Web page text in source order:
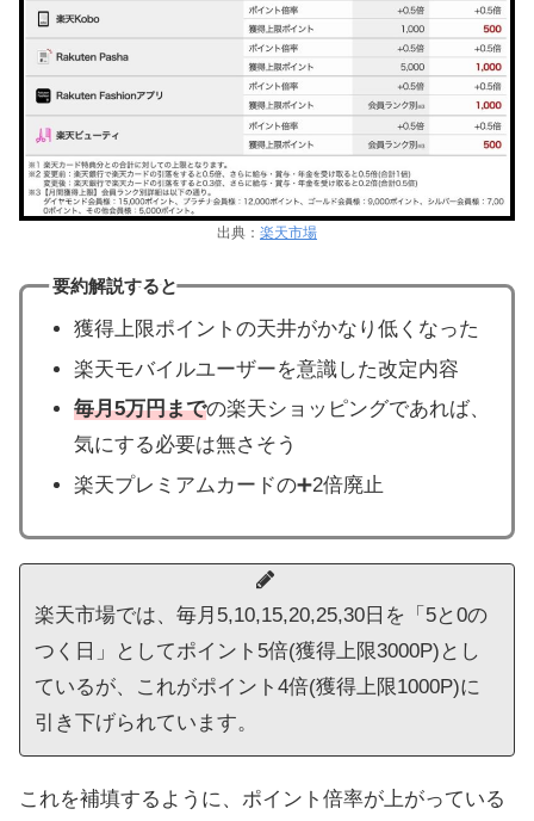
出典： 楽天市場
要約解説すると
獲得上限ポイントの天井がかなり低くなった
楽天モバイルユーザーを意識した改定内容
毎月5万円までの楽天ショッピングであれば、
気にする必要は無さそう
楽天プレミアムカードの➕2倍廃止
楽天市場では、毎月5,10,15,20,25,30日を「5と0の
つく日」としてポイント5倍(獲得上限3000P)とし
ているが、これがポイント4倍(獲得上限1000P)に
引き下げられています。
これを補填するように、ポイント倍率が上がっている